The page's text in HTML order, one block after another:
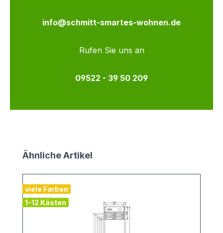
info@schmitt-smartes-wohnen.de
Rufen Sie uns an
09522 - 39 50 209
Produktgalerie überspringen
Ähnliche Artikel
viele Farben
1-12 Kästen